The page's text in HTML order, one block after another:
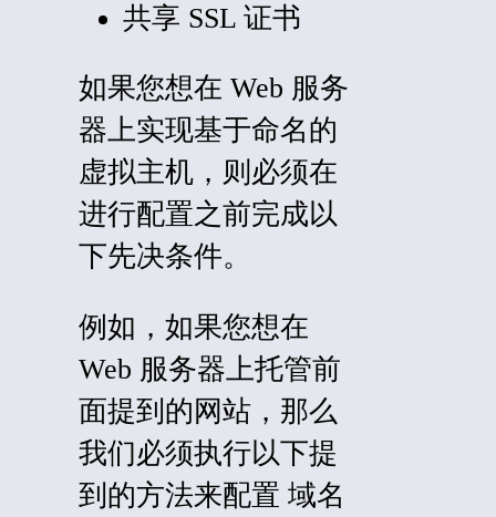
共享 SSL 证书
如果您想在 Web 服务
器上实现基于命名的
虚拟主机，则必须在
进行配置之前完成以
下先决条件。
例如，如果您想在
Web 服务器上托管前
面提到的网站，那么
我们必须执行以下提
到的方法来配置 域名